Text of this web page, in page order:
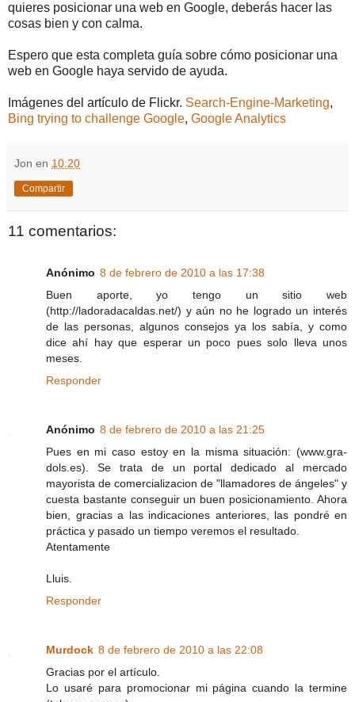
quieres posicionar una web en Google, deberás hacer las
cosas bien y con calma.
Espero que esta completa guía sobre cómo posicionar una
web en Google haya servido de ayuda.
Imágenes del artículo de Flickr. Search-Engine-Marketing,
Bing trying to challenge Google, Google Analytics
Jon en 10:20
Compartir
11 comentarios:
Anónimo 8 de febrero de 2010 a las 17:38
Buen aporte, yo tengo un sitio web
(http://ladoradacaldas.net/) y aún no he logrado un interés
de las personas, algunos consejos ya los sabía, y como
dice ahí hay que esperar un poco pues solo lleva unos
meses.
Responder
Anónimo 8 de febrero de 2010 a las 21:25
Pues en mi caso estoy en la misma situación: (www.gra-
dols.es). Se trata de un portal dedicado al mercado
mayorista de comercializacion de "llamadores de ángeles" y
cuesta bastante conseguir un buen posicionamiento. Ahora
bien, gracias a las indicaciones anteriores, las pondré en
práctica y pasado un tiempo veremos el resultado.
Atentamente
Lluis.
Responder
Murdock 8 de febrero de 2010 a las 22:08
Gracias por el artículo.
Lo usaré para promocionar mi página cuando la termine